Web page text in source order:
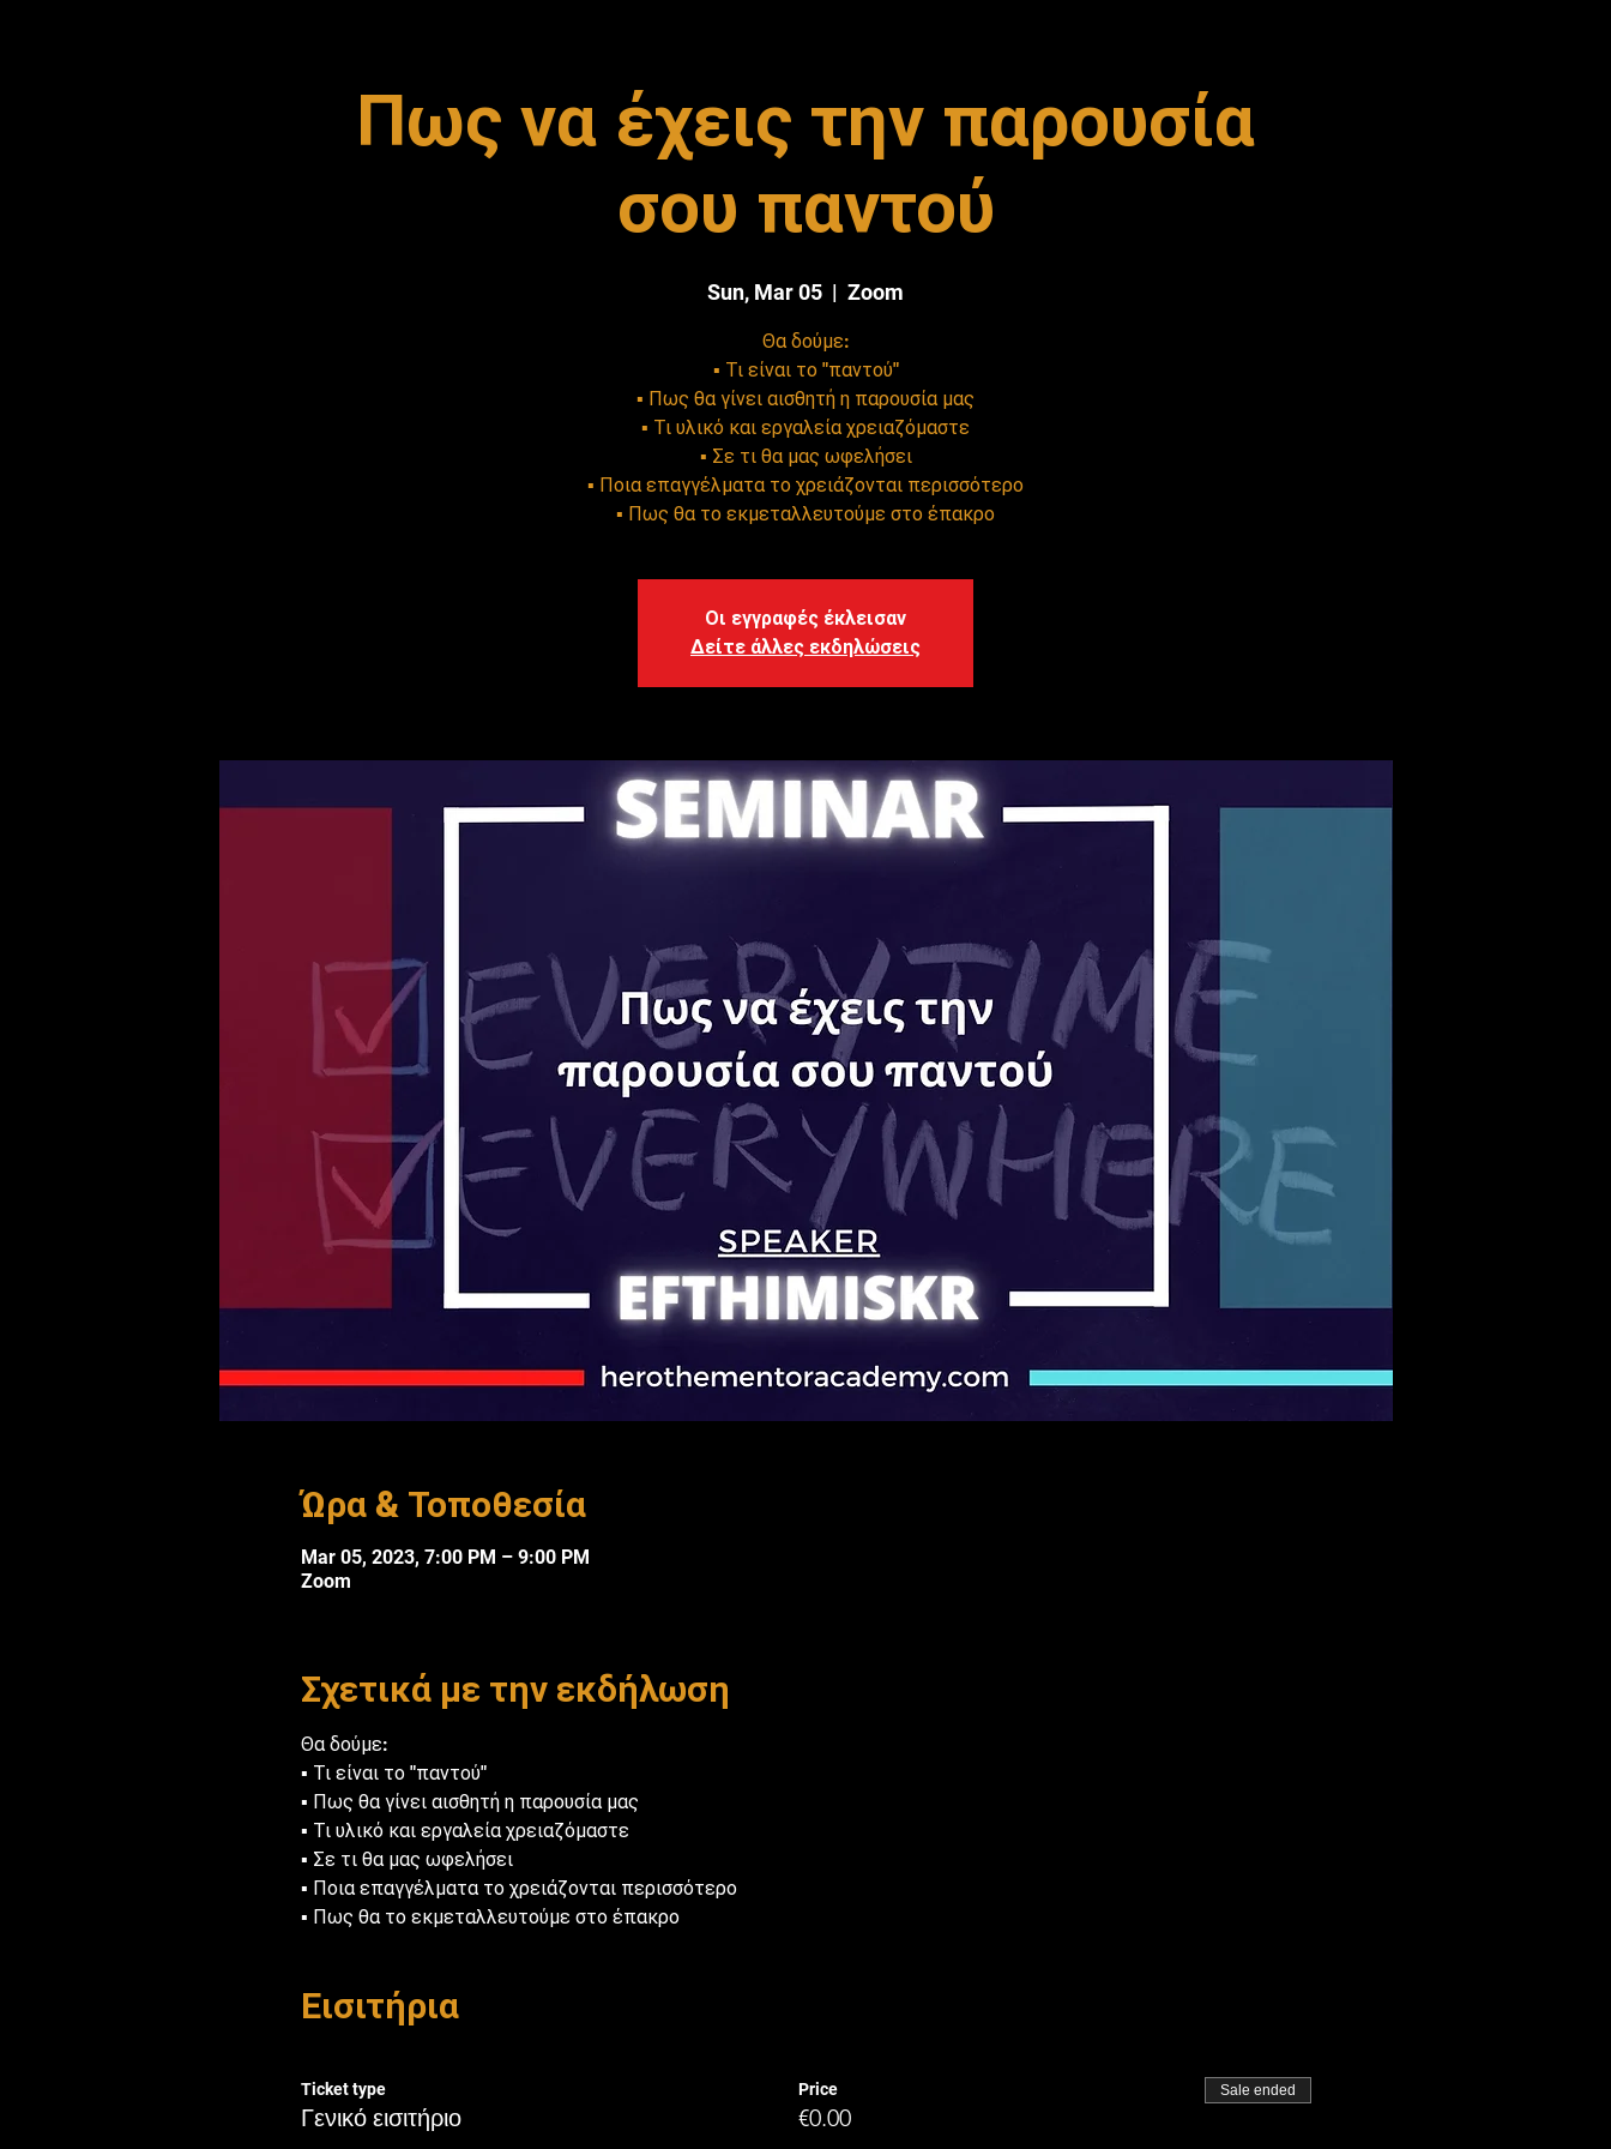
Πως να έχεις την παρουσία
σου παντού
Sun, Mar 05
  |
Zoom
Θα δούμε:
▪️ Τι είναι το "παντού"
▪️ Πως θα γίνει αισθητή η παρουσία μας
▪️ Τι υλικό και εργαλεία χρειαζόμαστε
▪️ Σε τι θα μας ωφελήσει
▪️ Ποια επαγγέλματα το χρειάζονται περισσότερο
▪️ Πως θα το εκμεταλλευτούμε στο έπακρο
Οι εγγραφές έκλεισαν
Δείτε άλλες εκδηλώσεις
Ώρα & Τοποθεσία
Mar 05, 2023, 7:00 PM – 9:00 PM
Zoom
Σχετικά με την εκδήλωση
Θα δούμε:
▪️ Τι είναι το "παντού"
▪️ Πως θα γίνει αισθητή η παρουσία μας
▪️ Τι υλικό και εργαλεία χρειαζόμαστε
▪️ Σε τι θα μας ωφελήσει
▪️ Ποια επαγγέλματα το χρειάζονται περισσότερο
▪️ Πως θα το εκμεταλλευτούμε στο έπακρο
Εισιτήρια
Ticket type
Γενικό εισιτήριο
Price
€0.00
Sale ended